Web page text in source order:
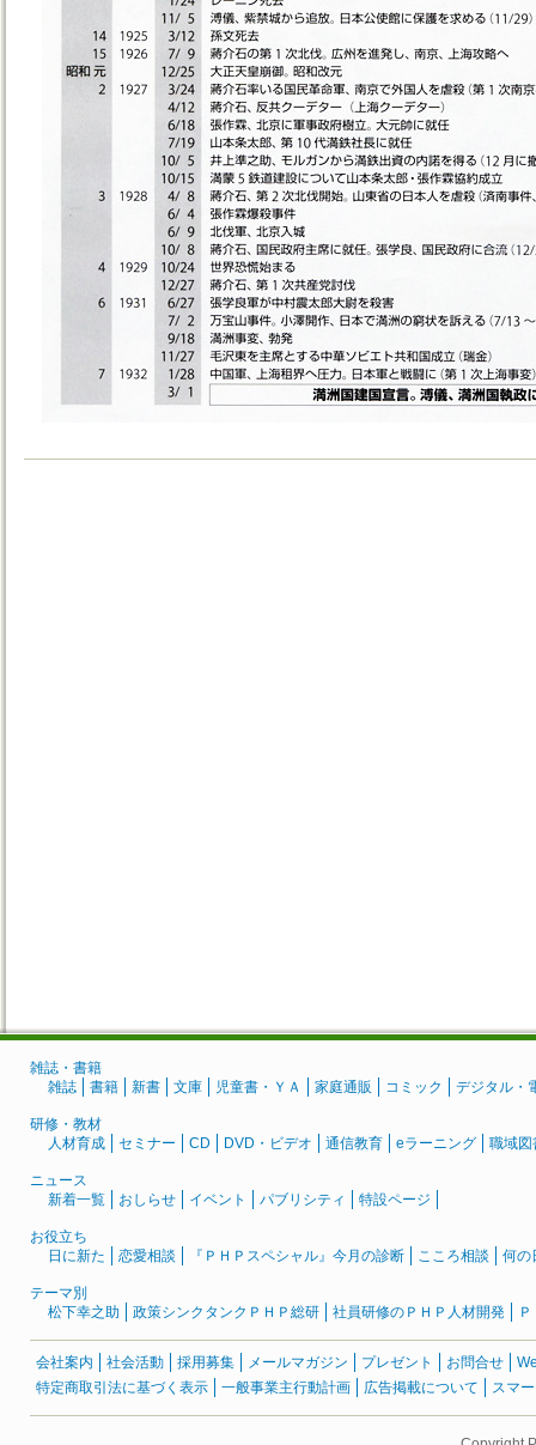
雑誌・書籍
雑誌
書籍 新書 文庫 児童書・ＹＡ 家庭通販 コミック デジタル・
研修・教材
人材育成
セミナー CD DVD・ビデオ 通信教育 eラーニング 職域図
ニュース
新着一覧
おしらせ イベント パブリシティ 特設ページ
お役立ち
日に新た
恋愛相談 『ＰＨＰスペシャル』今月の診断 こころ相談 何の
テーマ別
松下幸之助
政策シンクタンクＰＨＰ総研 社員研修のＰＨＰ人材開発
会社案内 社会活動 採用募集 メールマガジン プレゼント お問合せ
特定商取引法に基づく表示
一般事業主行動計画 広告掲載について スマ